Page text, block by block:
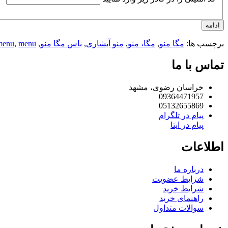
ادامه
برچسب ها: مگا منو, مگا، منو, منو آبشاری, باس مگا منو,
, menu
تماس با ما
خراسان رضوی، مشهد
09364471957
05132655869
پیام در تلگرام
پیام در ایتا
اطلاعات
درباره ما
شرایط عضویت
شرایط خرید
راهنمای خرید
سوالات متداول